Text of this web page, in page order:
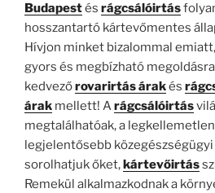
Budapestés rágcsálóirtás
hosszantartó kártevőmentes
Hívjon minket bizalommal
gyors és megbízható
kedvezőrovarirtás árakés
árak mellett! Arágcsálóirtás
megtalálhatóak, a
legjelentősebb
sorolhatjuk őket, kártevőirtás
Remekül alkalmazkodnak a